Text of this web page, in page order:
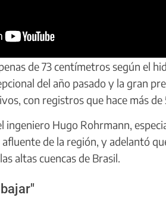
de 73 centímetros según el
del año pasado y la gran
con registros que hace más de
ingeniero Hugo Rohrmann,
de la región, y adelantó
altas cuencas de Brasil.